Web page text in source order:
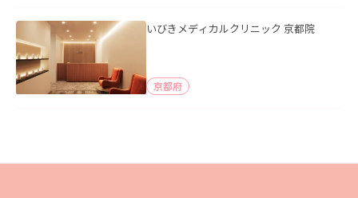
いびきメディカルクリニック 京都院
京都府